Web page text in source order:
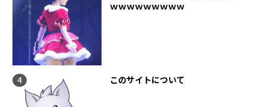
ｗｗｗｗｗｗｗｗｗ
このサイトについて